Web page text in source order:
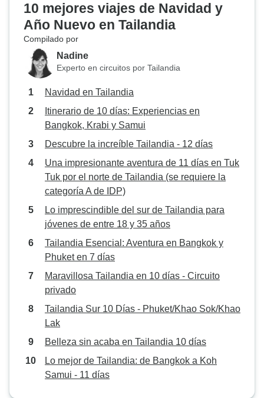
10 mejores viajes de Navidad y
Año Nuevo en Tailandia
Compilado por
Nadine
Experto en circuitos por Tailandia
Navidad en Tailandia
Itinerario de 10 días: Experiencias en
Bangkok, Krabi y Samui
Descubre la increíble Tailandia - 12 días
Una impresionante aventura de 11 días en Tuk
Tuk por el norte de Tailandia (se requiere la
categoría A de IDP)
Lo imprescindible del sur de Tailandia para
jóvenes de entre 18 y 35 años
Tailandia Esencial: Aventura en Bangkok y
Phuket en 7 días
Maravillosa Tailandia en 10 días - Circuito
privado
Tailandia Sur 10 Días - Phuket/Khao Sok/Khao
Lak
Belleza sin acaba en Tailandia 10 días
Lo mejor de Tailandia: de Bangkok a Koh
Samui - 11 días